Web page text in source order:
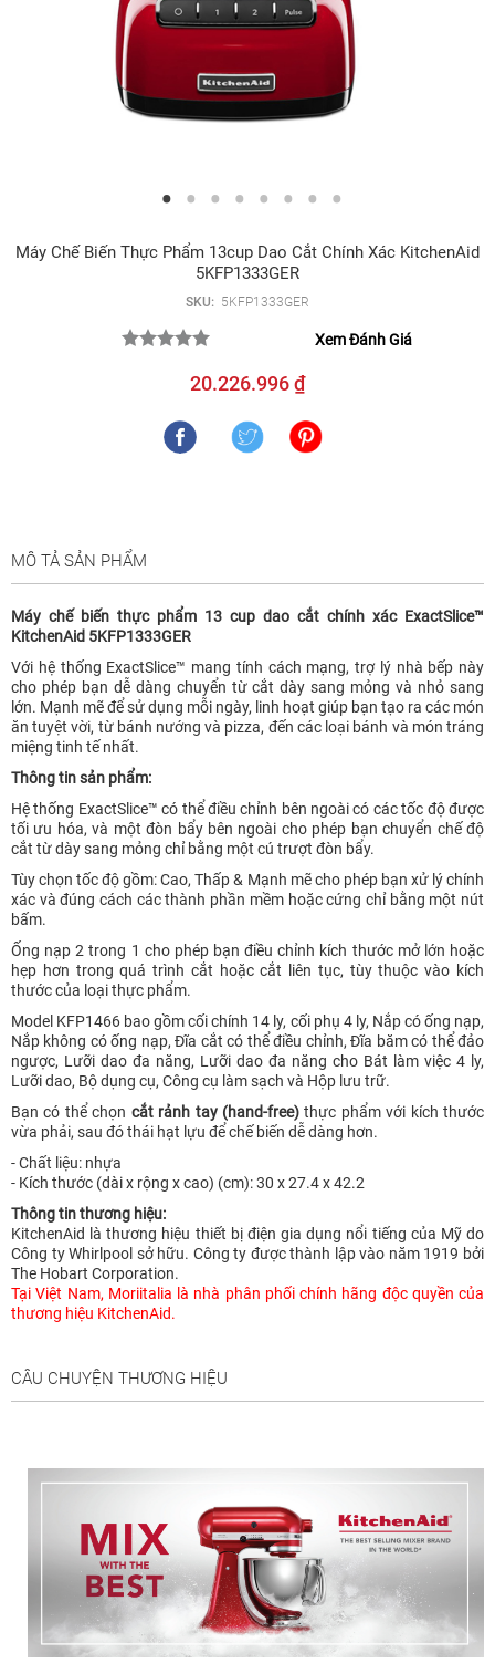
Máy Chế Biến Thực Phẩm 13cup Dao Cắt Chính Xác KitchenAid
5KFP1333GER
SKU: 5KFP1333GER
Xem Đánh Giá
20.226.996 ₫
MÔ TẢ SẢN PHẨM
Máy chế biến thực phẩm 13 cup dao cắt chính xác ExactSlice™
KitchenAid 5KFP1333GER
Với hệ thống ExactSlice™ mang tính cách mạng, trợ lý nhà bếp này
cho phép bạn dễ dàng chuyển từ cắt dày sang mỏng và nhỏ sang
lớn. Mạnh mẽ để sử dụng mỗi ngày, linh hoạt giúp bạn tạo ra các món
ăn tuyệt vời, từ bánh nướng và pizza, đến các loại bánh và món tráng
miệng tinh tế nhất.
Thông tin sản phẩm:
Hệ thống ExactSlice™ có thể điều chỉnh bên ngoài có các tốc độ được
tối ưu hóa, và một đòn bẩy bên ngoài cho phép bạn chuyển chế độ
cắt từ dày sang mỏng chỉ bằng một cú trượt đòn bẩy.
Tùy chọn tốc độ gồm: Cao, Thấp & Mạnh mẽ cho phép bạn xử lý chính
xác và đúng cách các thành phần mềm hoặc cứng chỉ bằng một nút
bấm.
Ống nạp 2 trong 1 cho phép bạn điều chỉnh kích thước mở lớn hoặc
hẹp hơn trong quá trình cắt hoặc cắt liên tục, tùy thuộc vào kích
thước của loại thực phẩm.
Model KFP1466 bao gồm cối chính 14 ly, cối phụ 4 ly, Nắp có ống nạp,
Nắp không có ống nạp, Đĩa cắt có thể điều chỉnh, Đĩa băm có thể đảo
ngược, Lưỡi dao đa năng, Lưỡi dao đa năng cho Bát làm việc 4 ly,
Lưỡi dao, Bộ dụng cụ, Công cụ làm sạch và Hộp lưu trữ.
Bạn có thể chọn cắt rảnh tay (hand-free)thực phẩm với kích thước
vừa phải, sau đó thái hạt lựu để chế biến dễ dàng hơn.
- Chất liệu: nhựa
- Kích thước (dài x rộng x cao) (cm): 30 x 27.4 x 42.2
Thông tin thương hiệu:
KitchenAid là thương hiệu thiết bị điện gia dụng nổi tiếng của Mỹ do
Công ty Whirlpool sở hữu. Công ty được thành lập vào năm 1919 bởi
The Hobart Corporation.
Tại Việt Nam, Moriitalia là nhà phân phối chính hãng độc quyền của
thương hiệu KitchenAid.
CÂU CHUYỆN THƯƠNG HIỆU